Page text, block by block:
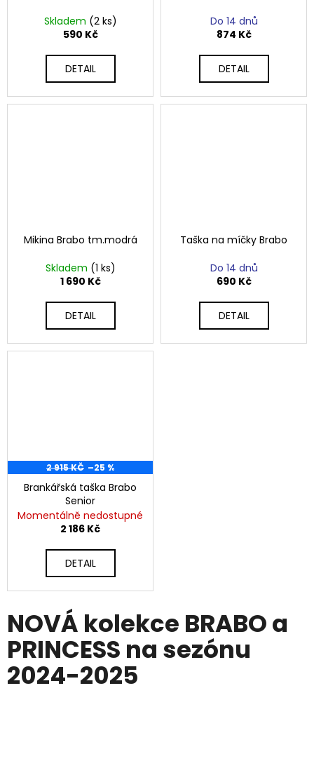
Skladem (2 ks)
590 Kč
DETAIL
Do 14 dnů
874 Kč
DETAIL
Mikina Brabo tm.modrá
Skladem (1 ks)
1 690 Kč
DETAIL
Taška na míčky Brabo
Do 14 dnů
690 Kč
DETAIL
2 915 KČ –25 %
Brankářská taška Brabo
Senior
Momentálně nedostupné
2 186 Kč
DETAIL
NOVÁ kolekce BRABO a
PRINCESS na sezónu
2024-2025